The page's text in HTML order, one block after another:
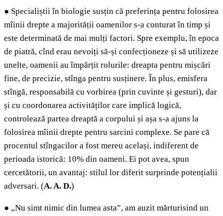
● Specialiștii în biologie susțin că preferința pentru folosirea
mîinii drepte a majorității oamenilor s-a conturat în timp și
este determinată de mai mulți factori. Spre exemplu, în epoca
de piatră, cînd erau nevoiți să-și confecționeze și să utilizeze
unelte, oamenii au împărțit rolurile: dreapta pentru mișcări
fine, de precizie, stînga pentru susținere. În plus, emisfera
stîngă, responsabilă cu vorbirea (prin cuvinte și gesturi), dar
și cu coordonarea activităților care implică logică,
controlează partea dreaptă a corpului și așa s-a ajuns la
folosirea mîinii drepte pentru sarcini complexe. Se pare că
procentul stîngacilor a fost mereu același, indiferent de
perioada istorică: 10% din oameni. Ei pot avea, spun
cercetătorii, un avantaj: stilul lor diferit surprinde potențialii
adversari. (A. A. D.)
● „Nu simt nimic din lumea asta”, am auzit mărturisind un